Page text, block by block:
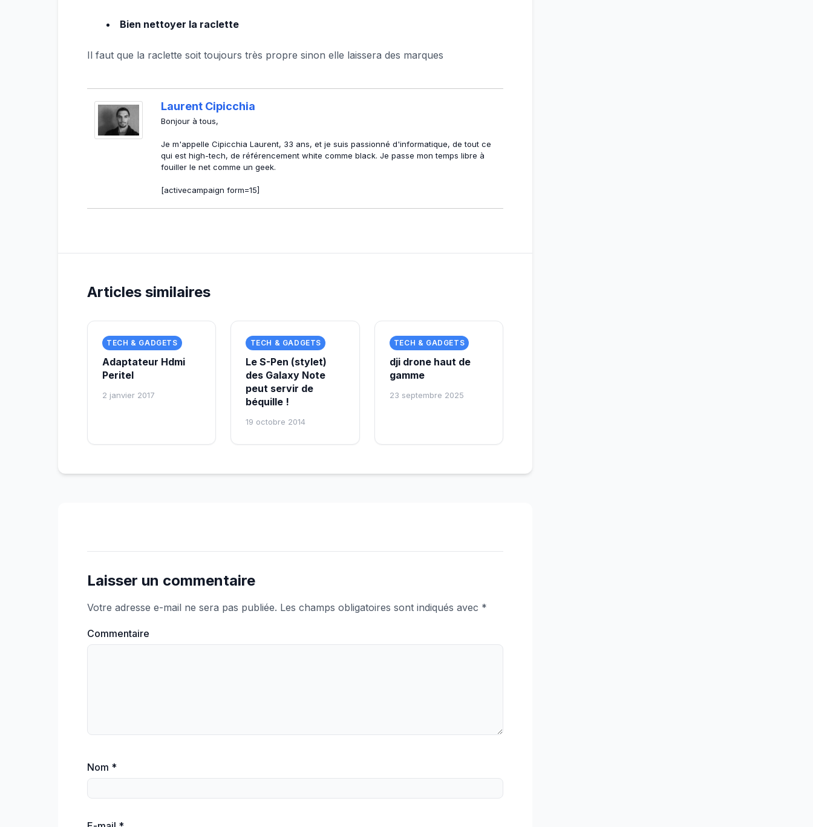
Bien nettoyer la raclette
Il faut que la raclette soit toujours très propre sinon elle laissera des marques
Laurent Cipicchia
Bonjour à tous,
Je m'appelle Cipicchia Laurent, 33 ans, et je suis passionné d'informatique, de tout ce
qui est high-tech, de référencement white comme black. Je passe mon temps libre à
fouiller le net comme un geek.
[activecampaign form=15]
Articles similaires
TECH & GADGETS
Adaptateur Hdmi
Peritel
2 janvier 2017
TECH & GADGETS
Le S-Pen (stylet)
des Galaxy Note
peut servir de
béquille !
19 octobre 2014
TECH & GADGETS
dji drone haut de
gamme
23 septembre 2025
Laisser un commentaire
Votre adresse e-mail ne sera pas publiée. Les champs obligatoires sont indiqués avec *
Commentaire
Nom *